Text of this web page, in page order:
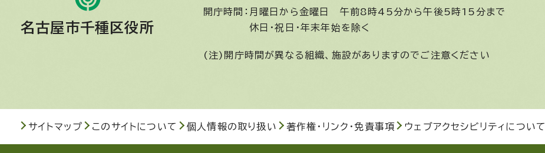
名古屋市千種区役所
開庁時間： 月曜日から金曜日 午前8時45分から午後5時15分まで
休日・祝日・年末年始を除く
(注)開庁時間が異なる組織、施設がありますのでご注意ください
サイトマップ このサイトについて 個人情報の取り扱い 著作権・リンク・免責事項 ウェブアクセシビリティについて